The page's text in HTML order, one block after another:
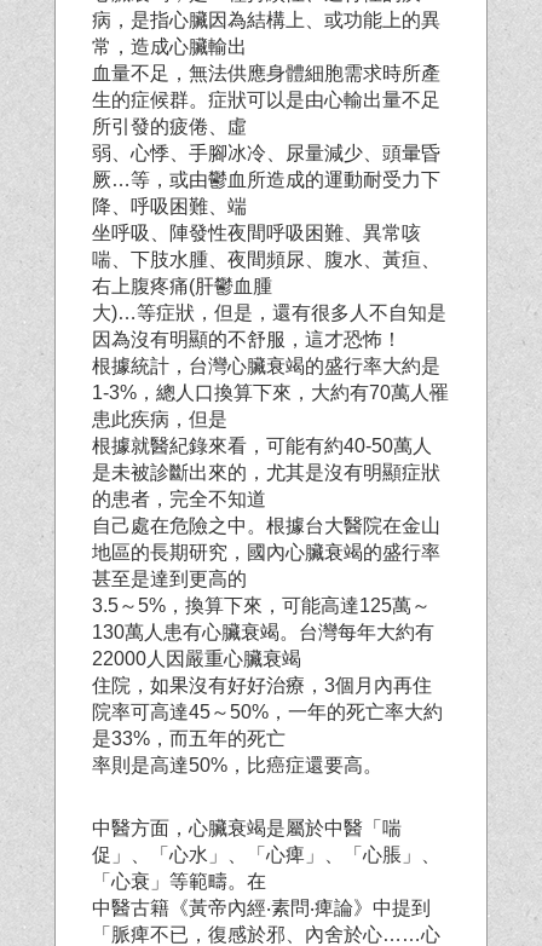
病，是指心臟因為結構上、或功能上的異
常，造成心臟輸出
血量不足，無法供應身體細胞需求時所產
生的症候群。症狀可以是由心輸出量不足
所引發的疲倦、虛
弱、心悸、手腳冰冷、尿量減少、頭暈昏
厥…等，或由鬱血所造成的運動耐受力下
降、呼吸困難、端
坐呼吸、陣發性夜間呼吸困難、異常咳
喘、下肢水腫、夜間頻尿、腹水、黃疸、
右上腹疼痛(肝鬱血腫
大)…等症狀，但是，還有很多人不自知是
因為沒有明顯的不舒服，這才恐怖！
根據統計，台灣心臟衰竭的盛行率大約是
1-3%，總人口換算下來，大約有70萬人罹
患此疾病，但是
根據就醫紀錄來看，可能有約40-50萬人
是未被診斷出來的，尤其是沒有明顯症狀
的患者，完全不知道
自己處在危險之中。根據台大醫院在金山
地區的長期研究，國內心臟衰竭的盛行率
甚至是達到更高的
3.5～5%，換算下來，可能高達125萬～
130萬人患有心臟衰竭。台灣每年大約有
22000人因嚴重心臟衰竭
住院，如果沒有好好治療，3個月內再住
院率可高達45～50%，一年的死亡率大約
是33%，而五年的死亡
率則是高達50%，比癌症還要高。
中醫方面，心臟衰竭是屬於中醫「喘
促」、「心水」、「心痺」、「心脹」、
「心衰」等範疇。在
中醫古籍《黃帝內經‧素問‧痺論》中提到
「脈痺不已，復感於邪、內舍於心……心